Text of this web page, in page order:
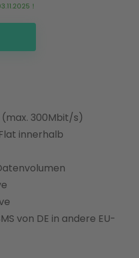
！
300Mbit/s)
innerhalb
von DE in andere EU-